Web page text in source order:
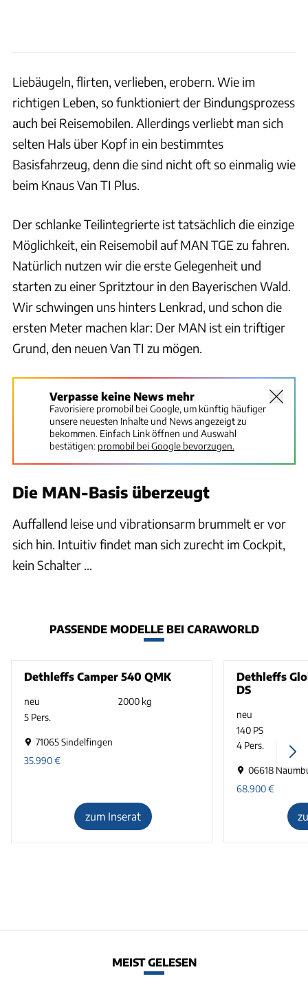
Liebäugeln, flirten, verlieben, erobern. Wie im
richtigen Leben, so funktioniert der Bindungsprozess
auch bei Reisemobilen. Allerdings verliebt man sich
selten Hals über Kopf in ein bestimmtes
Basisfahrzeug, denn die sind nicht oft so einmalig wie
beim Knaus Van TI Plus.
Der schlanke Teilintegrierte ist tatsächlich die einzige
Möglichkeit, ein Reisemobil auf MAN TGE zu fahren.
Natürlich nutzen wir die erste Gelegenheit und
starten zu einer Spritztour in den Bayerischen Wald.
Wir schwingen uns hinters Lenkrad, und schon die
ersten Meter machen klar: Der MAN ist ein triftiger
Grund, den neuen Van TI zu mögen.
Verpasse keine News mehr
Favorisiere promobil bei Google, um künftig häufiger
unsere neuesten Inhalte und News angezeigt zu
bekommen. Einfach Link öffnen und Auswahl
bestätigen: promobil bei Google bevorzugen.
Die MAN-Basis überzeugt
Auffallend leise und vibrationsarm brummelt er vor
sich hin. Intuitiv findet man sich zurecht im Cockpit,
kein Schalter ...
PASSENDE MODELLE BEI CARAWORLD
Dethleffs Camper 540 QMK
neu
2000 kg
5 Pers.
71065 Sindelfingen
35.990€
zum Inserat
Dethleffs
DS
neu
140 PS
4 Pers.
06618
68.900€
MEIST GELESEN